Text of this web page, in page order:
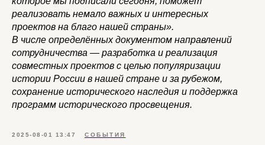
реализовать немало важных и интересных
проектов на благо нашей страны».
В числе определённых документом направлений
сотрудничества — разработка и реализация
совместных проектов с целью популяризации
истории России в нашей стране и за рубежом,
сохранение исторического наследия и поддержка
программ исторического просвещения.
2025-08-01 13:47 СОБЫТИЯ